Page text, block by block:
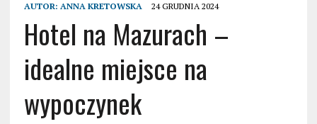
AUTOR: ANNA KRETOWSKA 24 GRUDNIA 2024
Hotel na Mazurach –
idealne miejsce na
wypoczynek